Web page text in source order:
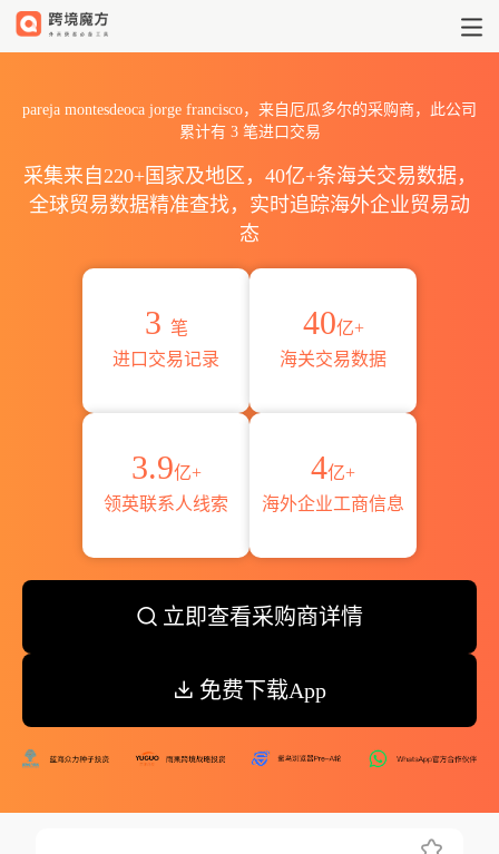
pareja montesdeoca jorge francisco，来自厄瓜多尔的采购商，此公司
累计有 3笔进口交易
采集来自220+国家及地区，40亿+条海关交易数据，
全球贸易数据精准查找，实时追踪海外企业贸易动
态
3 笔
进口交易记录
40亿+
海关交易数据
3.9亿+
领英联系人线索
4亿+
海外企业工商信息
立即查看采购商详情
免费下载App